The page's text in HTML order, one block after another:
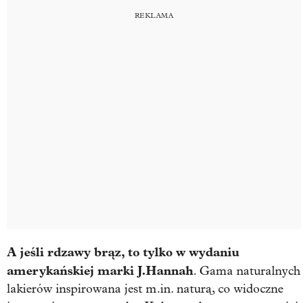
A jeśli rdzawy brąz, to tylko w wydaniu
amerykańskiej marki J.Hannah. Gama naturalnych
lakierów inspirowana jest m.in. naturą, co widoczne